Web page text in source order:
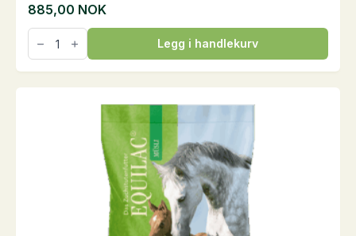
885,00 NOK
EquiGard
Nordic
Pellets,
25
Legg i handlekurv